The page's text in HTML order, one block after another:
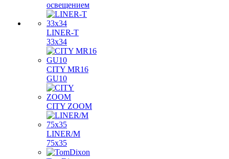
освещением
LINER-T
33x34
CITY MR16
GU10
CITY ZOOM
LINER/M
75х35